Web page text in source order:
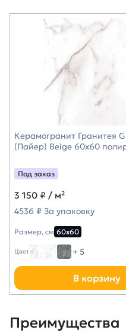
Керамогранит Гранитея
(Пайер) Beige 60х60
Под заказ
3 150 ₽ / м²
4536 ₽ За упаковку
Размер, см 60х60
Цвет + 5
В корзину
Преимущества